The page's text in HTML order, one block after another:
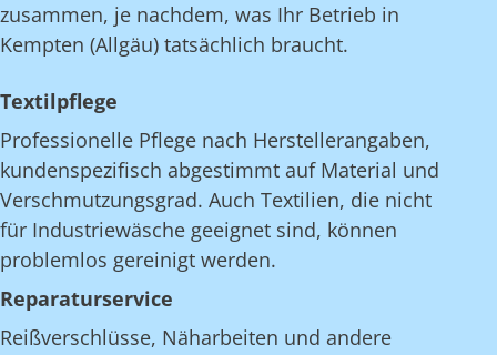
zusammen, je nachdem, was Ihr Betrieb in
Kempten (Allgäu) tatsächlich braucht.
Textilpflege
Professionelle Pflege nach Herstellerangaben,
kundenspezifisch abgestimmt auf Material und
Verschmutzungsgrad. Auch Textilien, die nicht
für Industriewäsche geeignet sind, können
problemlos gereinigt werden.
Reparaturservice
Reißverschlüsse, Näharbeiten und andere